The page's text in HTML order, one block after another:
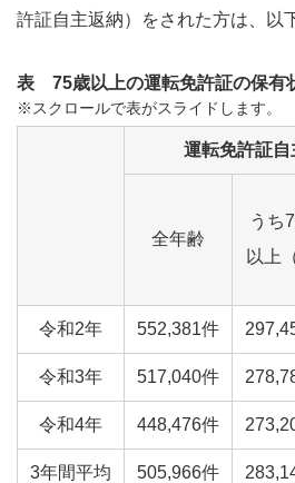
許証自主返納）をされた方は、以
表 75歳以上の運転免許証の保有
※スクロールで表がスライドします。
運転免許証
全年齢
うち
以上
令和2年 552,381件
令和3年 517,040件
令和4年 448,476件
3年間平均 505,966件